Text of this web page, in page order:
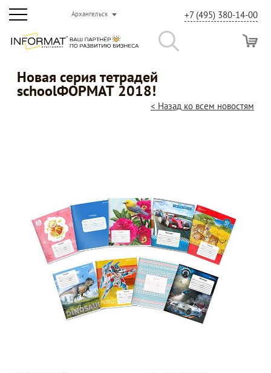
Архангельск +7 (495) 380-14-00
Новая серия тетрадей
schoolФОРМАТ 2018!
< Назад ко всем новостям